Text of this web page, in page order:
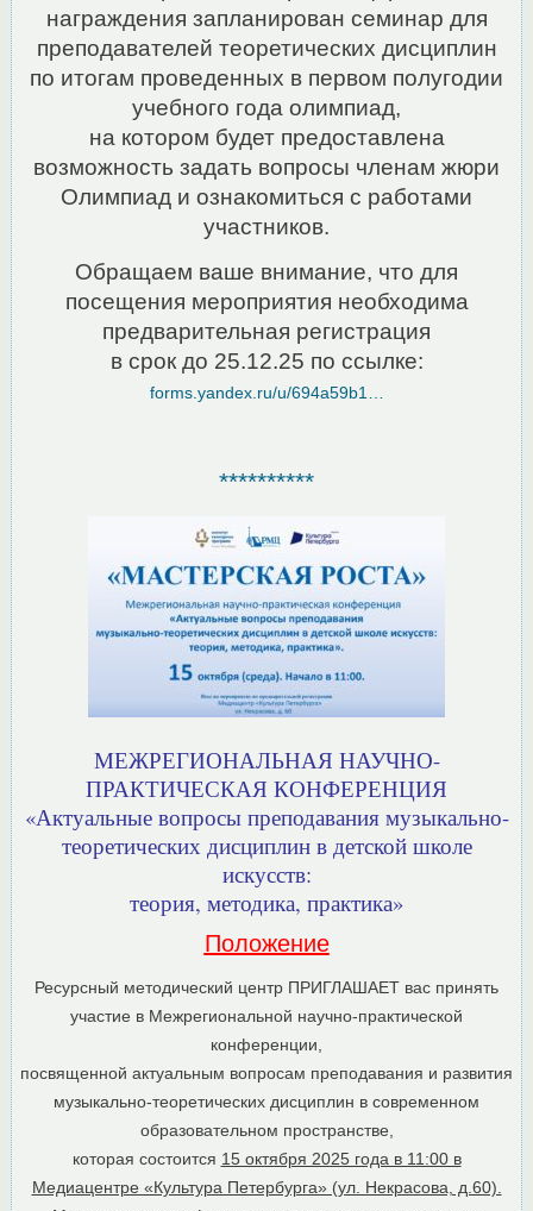
награждения запланирован семинар для
преподавателей теоретических дисциплин
по итогам проведенных в первом полугодии
учебного года олимпиад,
на котором будет предоставлена
возможность задать вопросы членам жюри
Олимпиад и ознакомиться с работами
участников.
Обращаем ваше внимание, что для
посещения мероприятия необходима
предварительная регистрация
в срок до 25.12.25 по ссылке:
forms.yandex.ru/u/694a59b1…
**********
МЕЖРЕГИОНАЛЬНАЯ НАУЧНО-
ПРАКТИЧЕСКАЯ КОНФЕРЕНЦИЯ
«Актуальные вопросы преподавания музыкально-
теоретических дисциплин в детской школе
искусств:
теория, методика, практика»
Положение
Ресурсный методический центр ПРИГЛАШАЕТ вас принять
участие в Межрегиональной научно-практической
конференции,
посвященной актуальным вопросам преподавания и развития
музыкально-теоретических дисциплин в современном
образовательном пространстве,
которая состоится 15 октября 2025 года в 11:00 в
Медиацентре «Культура Петербурга» (ул. Некрасова, д.60).